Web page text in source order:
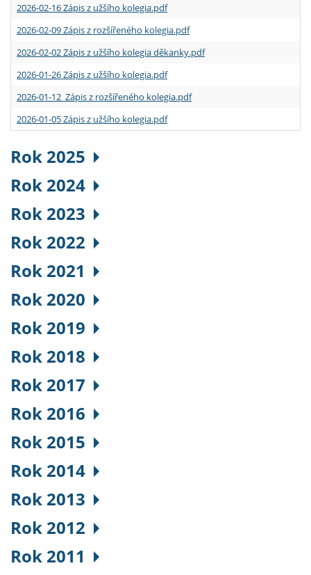
2026-02-16 Zápis z užšího kolegia.pdf
2026-02-09 Zápis z rozšířeného kolegia.pdf
2026-02-02 Zápis z užšího kolegia děkanky.pdf
2026-01-26 Zápis z užšího kolegia.pdf
2026-01-12 Zápis z rozšířeného kolegia.pdf
2026-01-05 Zápis z užšího kolegia.pdf
Rok 2025
Rok 2024
Rok 2023
Rok 2022
Rok 2021
Rok 2020
Rok 2019
Rok 2018
Rok 2017
Rok 2016
Rok 2015
Rok 2014
Rok 2013
Rok 2012
Rok 2011